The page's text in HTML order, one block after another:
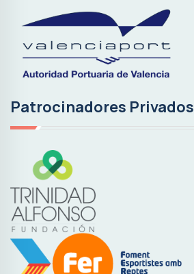
Patrocinadores Privados